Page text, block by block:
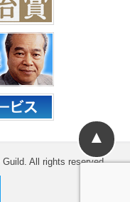
All rights reserved.
▲